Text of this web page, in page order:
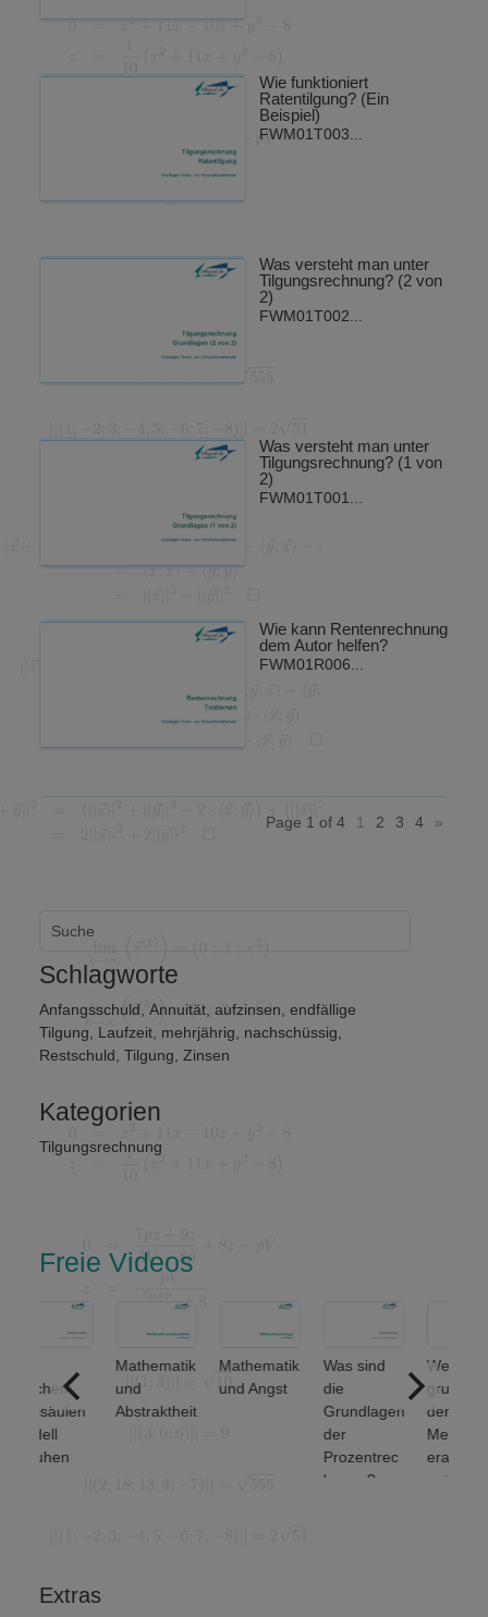
Wie funktioniert
Ratentilgung? (Ein
Beispiel)
FWM01T003...
Was versteht man unter
Tilgungsrechnung? (2 von
2)
FWM01T002...
Was versteht man unter
Tilgungsrechnung? (1 von
2)
FWM01T001...
Wie kann Rentenrechnung
dem Autor helfen?
FWM01R006...
Page 1 of 4 1 2 3 4 »
Schlagworte
Anfangsschuld Annuität, aufzinsen endfällige
Tilgung
Laufzeit, mehrjährig nachschüssig
Restschuld Tilgung Zinsen
Kategorien
Tilgungsrechnung
Freie Videos
Mathematik
Abstraktheit
Mathematik
und Angst
Was sind
Grundlagen
Prozentrec
hnung?
Welche
grundlegen
den
Mengenop
erationen
unterscheid
Extras